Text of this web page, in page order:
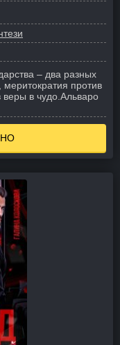
– два разных
против
в чудо. Альваро